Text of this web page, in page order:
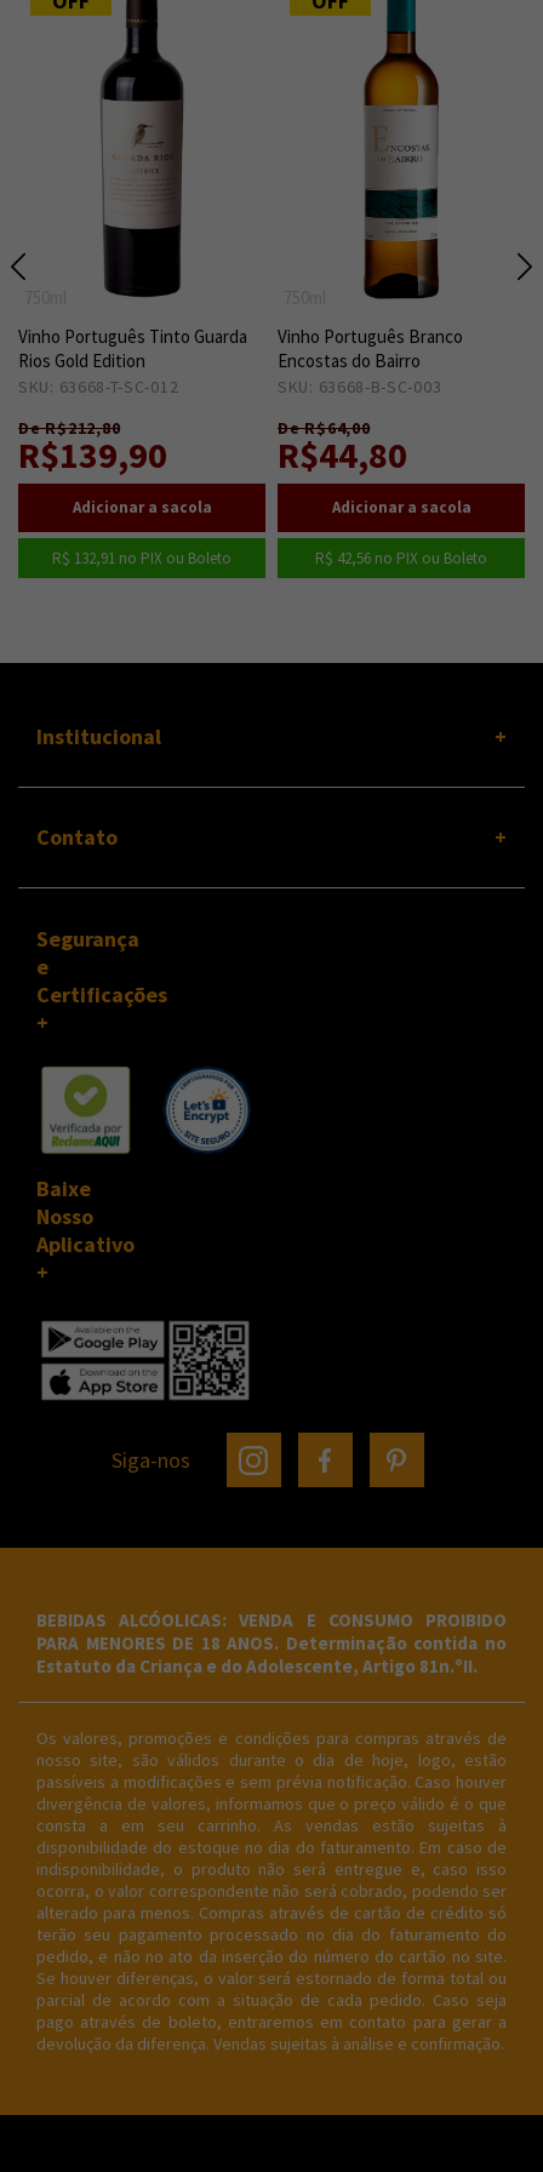
Vinho Português Tinto Guarda
Rios Gold Edition
SKU: 63668-T-SC-012
De R$212,80
R$139,90
R$ 132,91 no PIX ou Boleto
Vinho Português Branco
Encostas do Bairro
SKU: 63668-B-SC-003
De R$64,00
R$44,80
R$ 42,56 no PIX ou Boleto
Institucional
Contato
Segurança
e
Certificações
Baixe
Nosso
Aplicativo
Siga-nos
BEBIDAS ALCÓOLICAS: VENDA E CONSUMO PROIBIDO
PARA MENORES DE 18 ANOS. Determinação contida no
Estatuto da Criança e do Adolescente, Artigo 81n.ºII.
Os valores, promoções e condições para compras através de
nosso site, são válidos durante o dia de hoje, logo, estão
passíveis a modificações e sem prévia notificação. Caso houver
divergência de valores, informamos que o preço válido é o que
consta a em seu carrinho. As vendas estão sujeitas à
disponibilidade do estoque no dia do faturamento. Em caso de
indisponibilidade, o produto não será entregue e, caso isso
ocorra, o valor correspondente não será cobrado, podendo ser
alterado para menos. Compras através de cartão de crédito só
terão seu pagamento processado no dia do faturamento do
pedido, e não no ato da inserção do número do cartão no site.
Se houver diferenças, o valor será estornado de forma total ou
parcial de acordo com a situação de cada pedido. Caso seja
pago através de boleto, entraremos em contato para gerar a
devolução da diferença. Vendas sujeitas à análise e confirmação.